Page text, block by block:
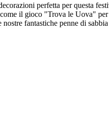
perfetta per questa
il gioco "Trova le Uova"
fantastiche penne di